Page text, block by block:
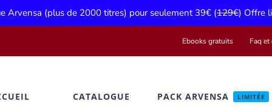
Arvensa (plus de 2000 titres) pour seulement 39€ (129€) Offre
Ebooks gratuits Faq
CATALOGUE PACK ARVENSA LIMITÉE